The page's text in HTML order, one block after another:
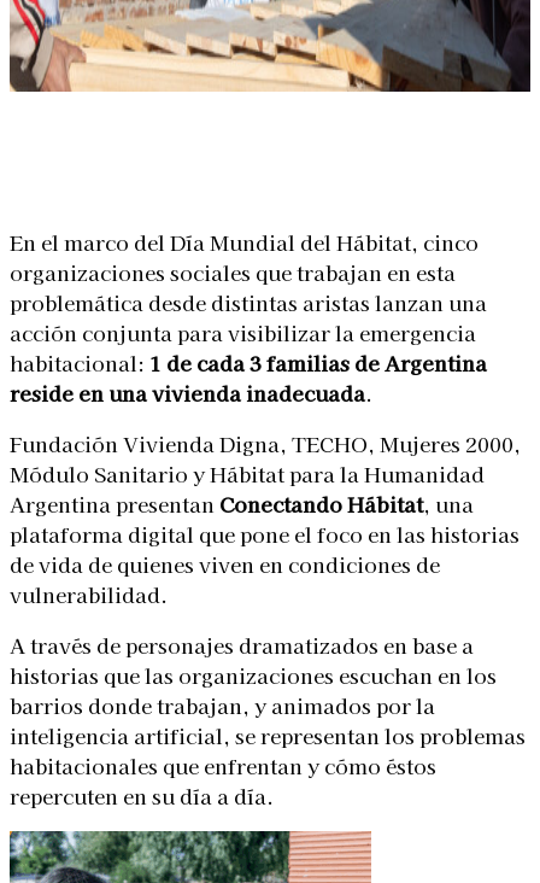
En el marco del Día Mundial del Hábitat, cinco
organizaciones sociales que trabajan en esta
problemática desde distintas aristas lanzan una
acción conjunta para visibilizar la emergencia
habitacional: 1 de cada 3 familias de Argentina
reside en una vivienda inadecuada.
Fundación Vivienda Digna, TECHO, Mujeres 2000,
Módulo Sanitario y Hábitat para la Humanidad
Argentina presentan Conectando Hábitat, una
plataforma digital que pone el foco en las historias
de vida de quienes viven en condiciones de
vulnerabilidad.
A través de personajes dramatizados en base a
historias que las organizaciones escuchan en los
barrios donde trabajan, y animados por la
inteligencia artificial, se representan los problemas
habitacionales que enfrentan y cómo éstos
repercuten en su día a día.